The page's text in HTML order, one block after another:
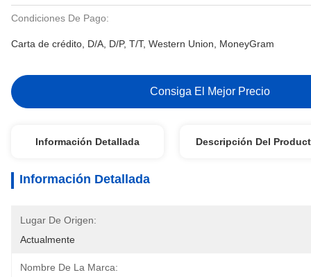
Condiciones De Pago:
Carta de crédito, D/A, D/P, T/T, Western Union, MoneyGram
Consiga El Mejor Precio
Información Detallada Descripción Del
Información Detallada
Lugar De Origen:
Actualmente
Nombre De La Marca: